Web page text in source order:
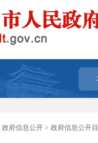
政府信息公开 > 政府信息公开